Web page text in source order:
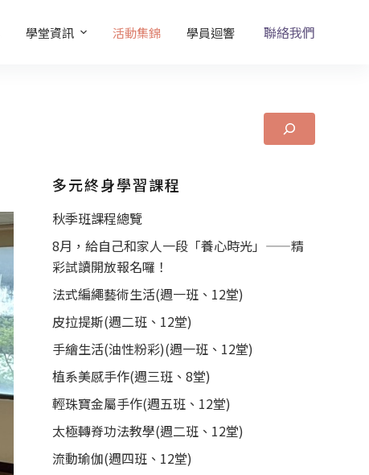
學堂資訊 活動集錦 學員迴響 聯絡我們
多元終身學習課程
秋季班課程總覽
8月，給自己和家人一段「養心時光」——精
彩試讀開放報名囉！
法式編繩藝術生活(週一班、12堂)
皮拉提斯(週二班、12堂)
手繪生活(油性粉彩)(週一班、12堂)
植系美感手作(週三班、8堂)
輕珠寶金屬手作(週五班、12堂)
太極轉脊功法教學(週二班、12堂)
流動瑜伽(週四班、12堂)